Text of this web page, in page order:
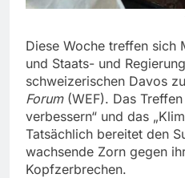
Diese Woche treffen sich
und Staats- und
schweizerischen Davos
Forum(WEF). Das
verbessern“ und das
Tatsächlich bereitet den
wachsende Zorn gegen
Kopfzerbrechen.